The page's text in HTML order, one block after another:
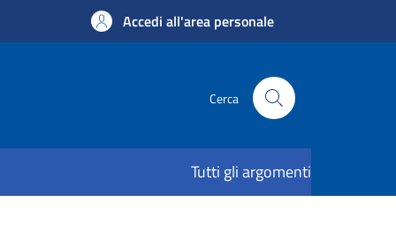
Accedi all'area personale
Cerca
Tutti gli argomenti